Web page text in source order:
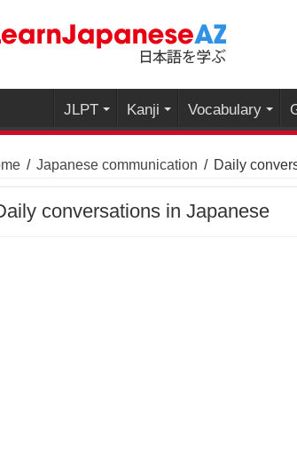
JLPT Kanji Vocabulary
/ Japanese communication / Daily
conversations in Japanese